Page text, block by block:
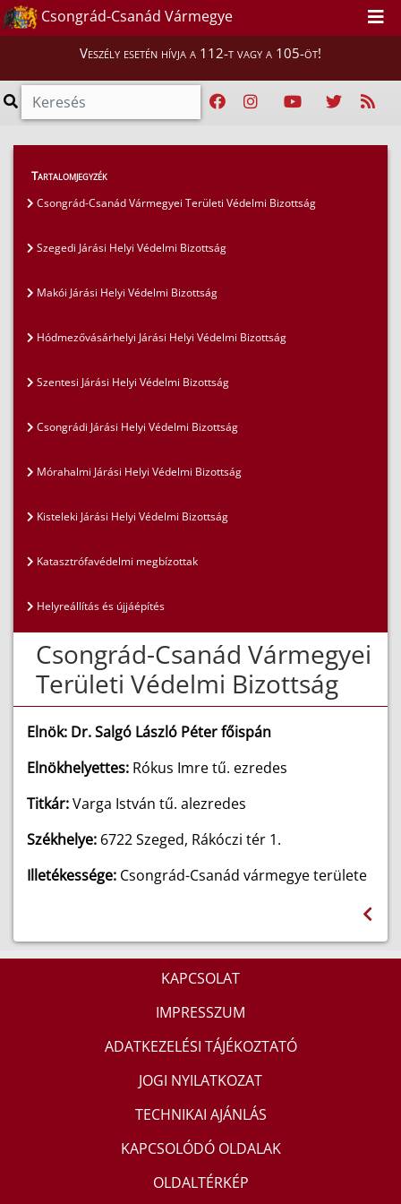
Csongrád-Csanád Vármegye
Veszély esetén hívja a 112-t vagy a 105-öt!
Lakosság >
Csongrád-Csanád Vármegyei Területi Védelmi
Tartalomjegyzék
Csongrád-Csanád Vármegyei Területi Védelmi Bizottság
Szegedi Járási Helyi Védelmi Bizottság
Makói Járási Helyi Védelmi Bizottság
Hódmezővásárhelyi Járási Helyi Védelmi Bizottság
Szentesi Járási Helyi Védelmi Bizottság
Csongrádi Járási Helyi Védelmi Bizottság
Mórahalmi Járási Helyi Védelmi Bizottság
Kisteleki Járási Helyi Védelmi Bizottság
Katasztrófavédelmi megbízottak
Helyreállítás és újjáépítés
Csongrád-Csanád Vármegyei
Területi Védelmi Bizottság
Elnök: Dr. Salgó László Péter főispán
Elnökhelyettes: Rókus Imre tű. ezredes
Titkár:Varga István tű. alezredes
Székhelye: 6722Szeged, Rákóczi tér 1.
Illetékessége: Csongrád-Csanád vármegye területe
KAPCSOLAT
IMPRESSZUM
ADATKEZELÉSI TÁJÉKOZTATÓ
JOGI NYILATKOZAT
TECHNIKAI AJÁNLÁS
KAPCSOLÓDÓ OLDALAK
OLDALTÉRKÉP